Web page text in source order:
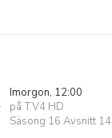
Imorgon, 12:00
på TV4 HD
Säsong 16 Avsnitt 14